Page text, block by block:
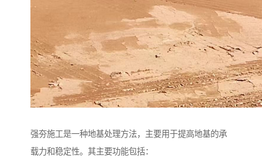
强夯施工是一种地基处理方法，主要用于提高地基的承
载力和稳定性。其主要功能包括：